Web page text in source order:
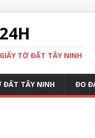
TỜ ĐẤT TÂY NINH
ĐẤT TÂY NINH ĐO